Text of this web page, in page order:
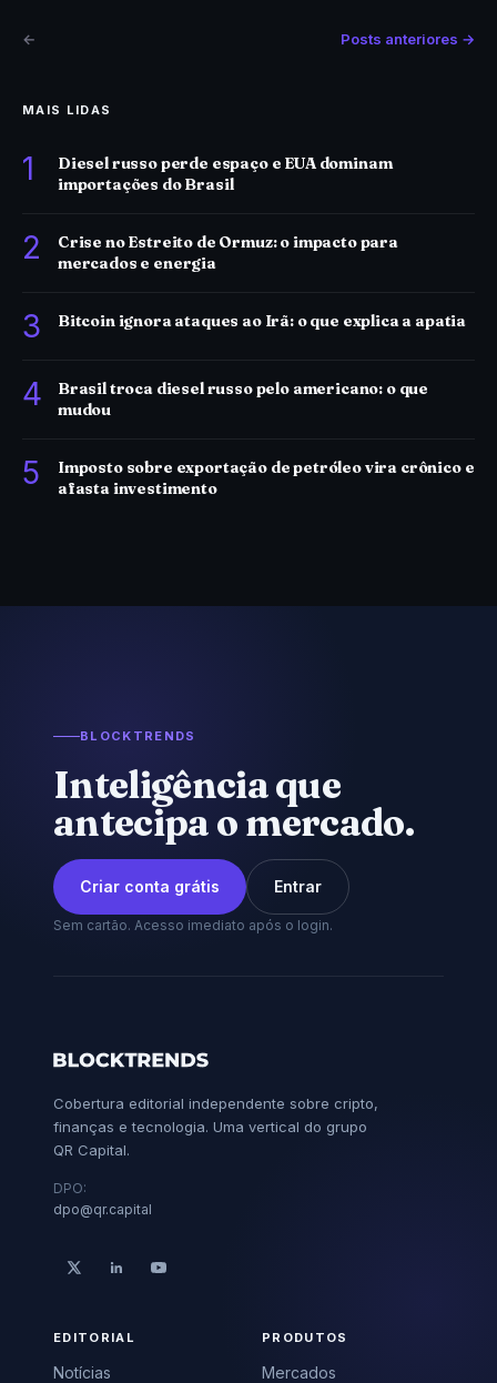
← Posts anteriores →
MAIS LIDAS
1
Diesel russo perde espaço e EUA dominam
importações do Brasil
2
Crise no Estreito de Ormuz: o impacto para
mercados e energia
3 Bitcoin ignora ataques ao Irã: o que explica a apatia
4
Brasil troca diesel russo pelo americano: o que
mudou
5
Imposto sobre exportação de petróleo vira crônico e
afasta investimento
BLOCKTRENDS
Inteligência que
antecipa o mercado.
Criar conta grátis Entrar
Sem cartão. Acesso imediato após o login.
Cobertura editorial independente sobre cripto,
finanças e tecnologia. Uma vertical do grupo
QR Capital.
DPO:
dpo@qr.capital
EDITORIAL
Notícias
PRODUTOS
Mercados